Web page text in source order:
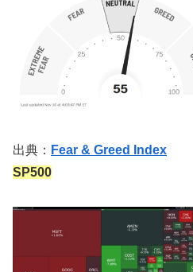
出典： Fear & Greed Index
SP500